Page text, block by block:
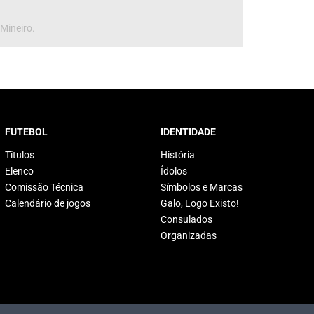
FUTEBOL
Títulos
Elenco
Comissão Técnica
Calendário de jogos
IDENTIDADE
História
Ídolos
Símbolos e Marcas
Galo, Logo Existo!
Consulados
Organizadas